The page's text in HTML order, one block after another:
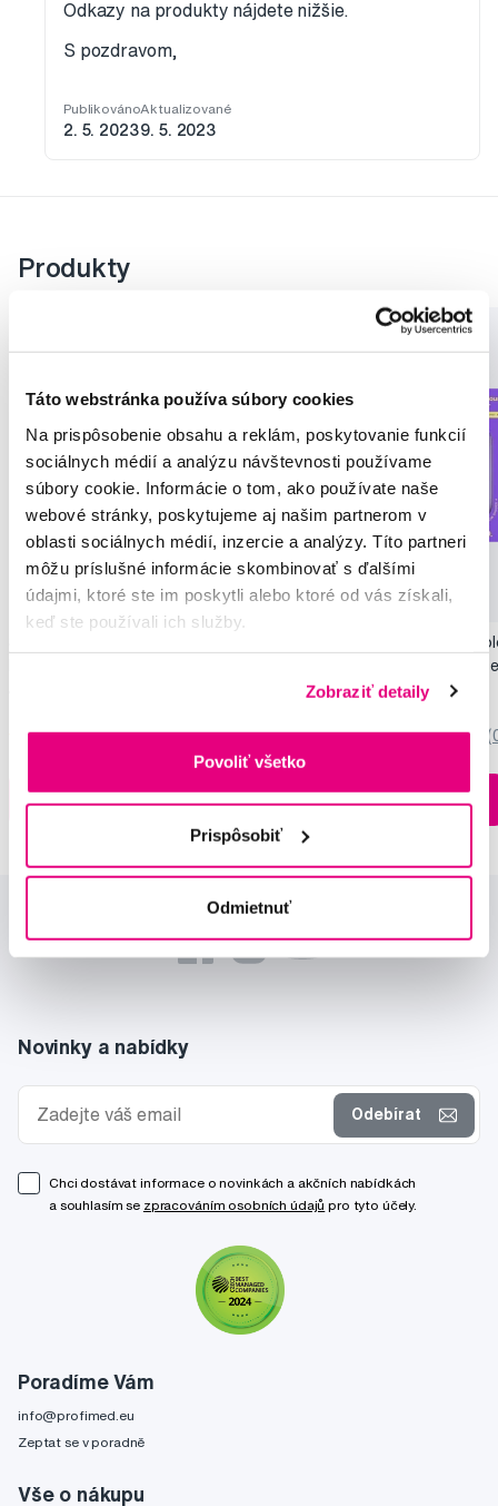
Táto webstránka používa súbory cookies
Na prispôsobenie obsahu a reklám, poskytovanie funkcií
sociálnych médií a analýzu návštevnosti používame
súbory cookie. Informácie o tom, ako používate naše
webové stránky, poskytujeme aj našim partnerom v
oblasti sociálnych médií, inzercie a analýzy. Títo partneri
môžu príslušné informácie skombinovať s ďalšími
údajmi, ktoré ste im poskytli alebo ktoré od vás získali,
keď ste používali ich služby.
Zobraziť detaily
Povoliť všetko
Prispôsobiť
Odmietnuť
Odkazy na produkty nájdete nižšie.
S pozdravom,
Publikováno
2. 5. 2023
Aktualizované
9. 5. 2023
Produkty
Novinka
Akcia
5,0/5 (27x)
Do košíku
Ihneď v3 prodejnách
Novinka
Pop Instant Teeth
pre okamžitý bieliaci
10,90 €
0,0/5
Do košíku
Poradíme Vám
info@profimed.eu
Zeptat se v poradně
Vše o nákupu
Novinky a nabídky
Odebírat
Chci dostávat informace o novinkách a akčních nabídkách
a souhlasím se zpracováním osobních údajů pro tyto účely.